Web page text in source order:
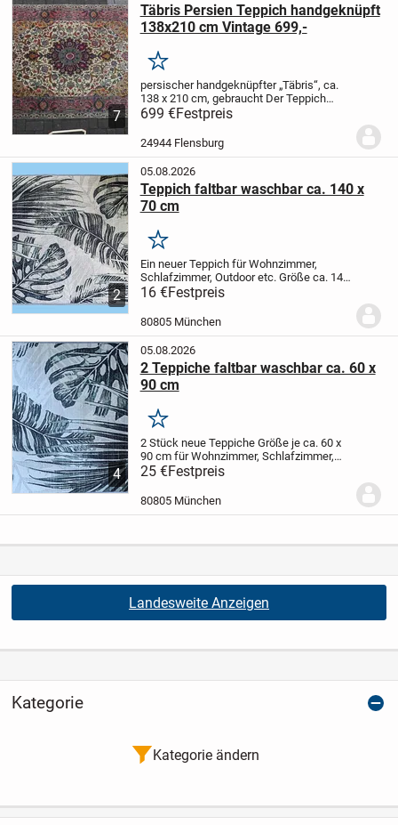
7
Täbris Persien Teppich handgeknüpft
138x210 cm Vintage 699,-
Merken
persischer handgeknüpfter „Täbris“, ca.
138 x 210 cm, gebrauchtDer Teppich
wurde in Bremen im Fachgeschäft
gekauft- in einem Gutachten von 1981
wurde der Wert mit 14000 DM ermittelt
699 €Festpreis
24944 Flensburg
2
05.08.2026
Teppich faltbar waschbar ca. 140 x
70 cm
Merken
Ein neuer Teppich für Wohnzimmer,
Schlafzimmer, Outdoor etc.Größe ca. 140
x 70 cmMotiv tropische Palmenblätter,
rutschfeste Rückseite
waschbarOberseite 100% Polyester...
16 €Festpreis
80805 München
4
05.08.2026
2 Teppiche faltbar waschbar ca. 60 x
90 cm
Merken
2 Stück neue TeppicheGröße je ca. 60 x
90 cm für Wohnzimmer, Schlafzimmer,
Outdoor etc.Motiv tropische
Palmenblätter, Dschungel
Rückseitefaltbar, waschbar
25 €Festpreis
80805 München
Landesweite Anzeigen
Kategorie
Kategorie ändern